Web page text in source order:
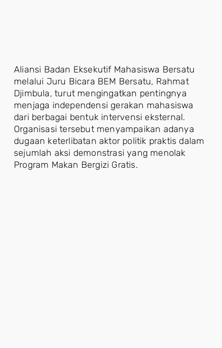
Aliansi Badan Eksekutif Mahasiswa Bersatu
melalui Juru Bicara BEM Bersatu, Rahmat
Djimbula, turut mengingatkan pentingnya
menjaga independensi gerakan mahasiswa
dari berbagai bentuk intervensi eksternal.
Organisasi tersebut menyampaikan adanya
dugaan keterlibatan aktor politik praktis dalam
sejumlah aksi demonstrasi yang menolak
Program Makan Bergizi Gratis.